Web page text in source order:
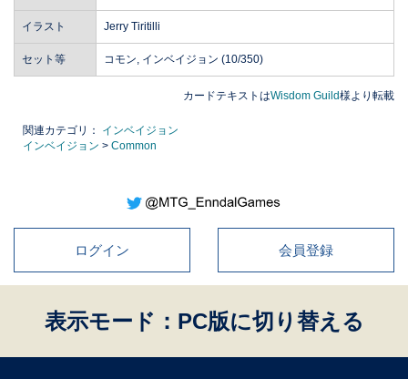
イラスト Jerry Tiritilli
セット等 コモン, インベイジョン (10/350)
カードテキストはWisdom Guild様より転載
関連カテゴリ：
インベイジョン
インベイジョン > Common
ログイン 会員登録
表示モード：PC版に切り替える